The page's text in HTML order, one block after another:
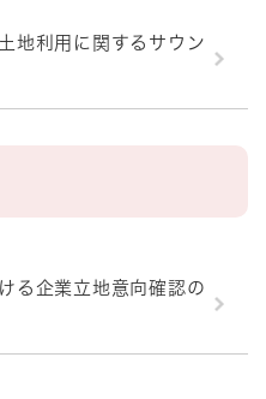
地利用に関するサウン
る企業立地意向確認の